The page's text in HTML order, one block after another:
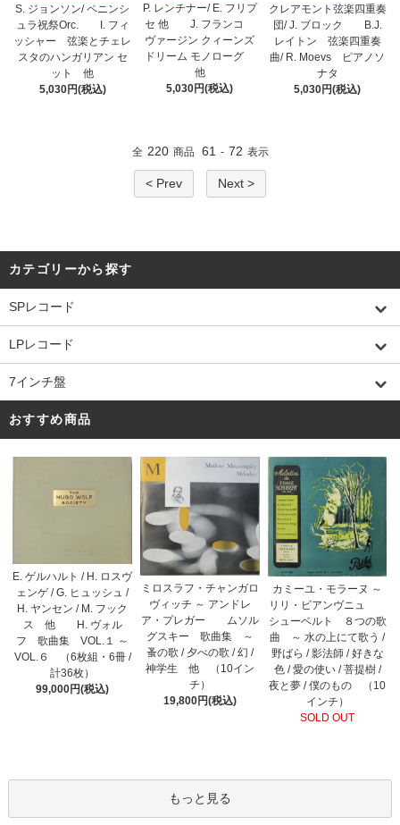
S. ジョンソン/ ペニンシ
ュラ祝祭Orc. I. フィ
ッシャー 弦楽とチェレ
スタのハンガリアン セ
ット 他
5,030円(税込)
P. レンチナー/ E. フリプ
セ 他 J. フランコ
ヴァージン クィーンズ
ドリーム モノローグ
他
5,030円(税込)
クレアモント弦楽四重奏
団/ J. ブロック B.J.
レイトン 弦楽四重奏
曲/ R. Moevs ピアノソ
ナタ
5,030円(税込)
全 220 商品 61 - 72 表示
< Prev Next >
カテゴリーから探す
SPレコード
LPレコード
7インチ盤
おすすめ商品
E. ゲルハルト / H. ロスヴ
ェンゲ / G. ヒュッシュ /
H. ヤンセン / M. フック
ス 他 H. ヴォル
フ 歌曲集 VOL.１ ～
VOL.６ （6枚組・6冊 /
計36枚）
99,000円(税込)
ミロスラフ・チャンガロ
ヴィッチ ～ アンドレ
ア・プレガー ムソル
グスキー 歌曲集 ～
蚤の歌 / 夕べの歌 / 幻 /
神学生 他 （10イン
チ）
19,800円(税込)
カミーユ・モラーヌ ～
リリ・ビアンヴニュ
シューベルト ８つの歌
曲 ～ 水の上にて歌う /
野ばら / 影法師 / 好きな
色 / 愛の使い / 菩提樹 /
夜と夢 / 僕のもの （10
インチ）
SOLD OUT
もっと見る